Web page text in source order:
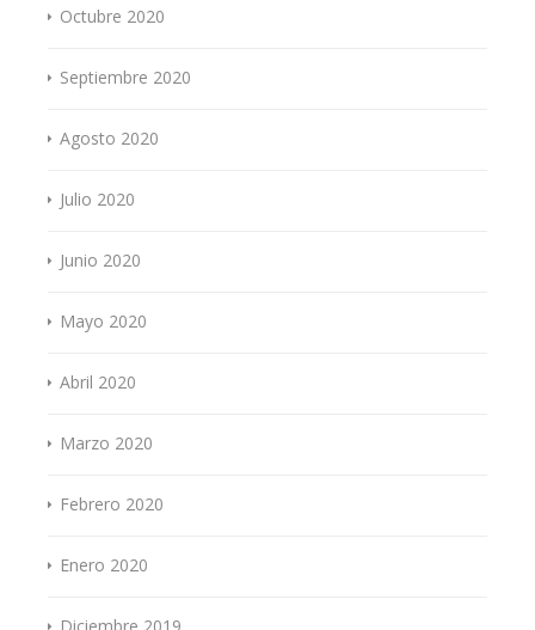
Octubre 2020
Septiembre 2020
Agosto 2020
Julio 2020
Junio 2020
Mayo 2020
Abril 2020
Marzo 2020
Febrero 2020
Enero 2020